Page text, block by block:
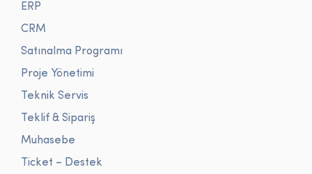
ERP
CRM
Satınalma Programı
Proje Yönetimi
Teknik Servis
Teklif & Sipariş
Muhasebe
Ticket – Destek